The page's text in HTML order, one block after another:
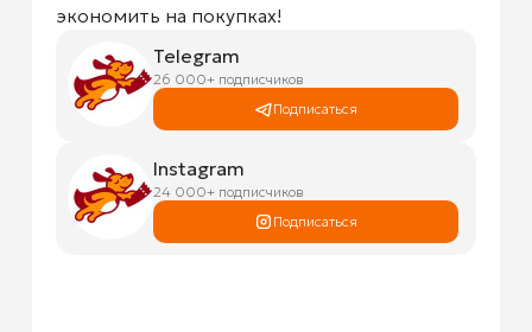
экономить на покупках!
Telegram
26 000+ подписчиков
Подписаться
Instagram
24 000+ подписчиков
Подписаться